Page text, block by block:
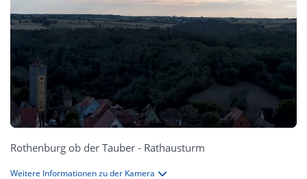
Rothenburg ob der Tauber - Rathausturm
Weitere Informationen zu der Kamera